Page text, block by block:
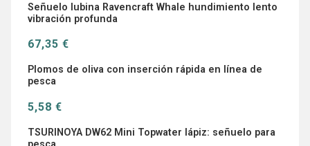
Señuelo lubina Ravencraft Whale hundimiento lento
vibración profunda
67,35 €
Plomos de oliva con inserción rápida en línea de
pesca
5,58 €
TSURINOYA DW62 Mini Topwater lápiz: señuelo para